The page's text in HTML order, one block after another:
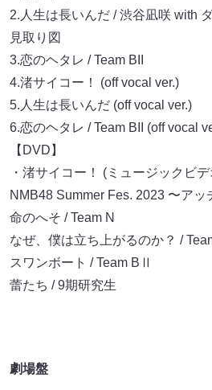
2.人生は長いんだ / 渋谷凪咲 with
見取り図
3.恋のヘタレ / Team BII
4.渚サイコー！ (off vocal ver.)
5.人生は長いんだ (off vocal ver.)
6.恋のヘタレ / Team BII (off vocal
【DVD】
・渚サイコー！ (ミュージックビ
NMB48 Summer Fes. 2023 〜アッ
命のへそ / Team N
なぜ、僕は立ち上がるのか？ /
スワンボート / Team BⅡ
蕾たち / 9期研究生
劇場盤